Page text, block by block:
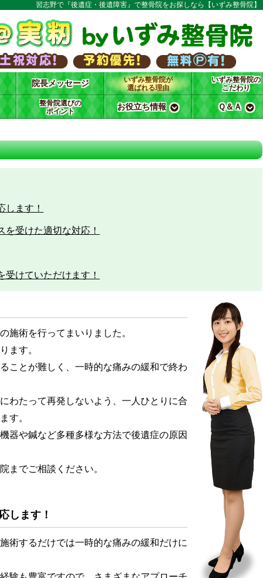
習志野で『後遺症・後遺障害』で整骨院をお探しなら【いずみ整骨院】
院長メッセージ
いずみ整骨院が
選ばれる理由
いずみ整骨院の
こだわり
整骨院選びの
ポイント
お役立ち情報 Ｑ＆Ａ
します！
受けた適切な対応！
けていただけます！
施術を行ってまいりました。
ます。
ことが難しく、一時的な痛みの緩和で終わ
わたって再発しないよう、一人ひとりに合
す。
器や鍼など多種多様な方法で後遺症の原因
までご相談ください。
します！
術するだけでは一時的な痛みの緩和だけに